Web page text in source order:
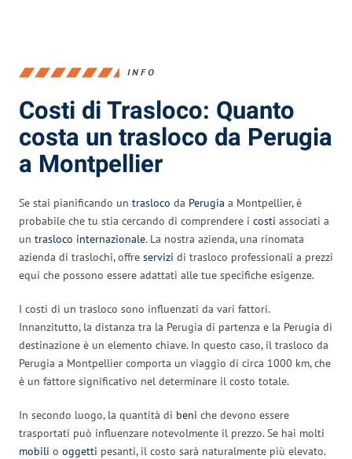
INFO
Costi di Trasloco: Quanto
costa un trasloco da Perugia
a Montpellier
Se stai pianificando un trasloco da Perugia a Montpellier, è
probabile che tu stia cercando di comprendere i costi associati a
un trasloco internazionale. La nostra azienda, una rinomata
azienda di traslochi, offre servizi di trasloco professionali a prezzi
equi che possono essere adattati alle tue specifiche esigenze.
I costi di un trasloco sono influenzati da vari fattori.
Innanzitutto, la distanza tra la Perugia di partenza e la Perugia di
destinazione è un elemento chiave. In questo caso, il trasloco da
Perugia a Montpellier comporta un viaggio di circa 1000 km, che
è un fattore significativo nel determinare il costo totale.
In secondo luogo, la quantità di beni che devono essere
trasportati può influenzare notevolmente il prezzo. Se hai molti
mobili o oggetti pesanti, il costo sarà naturalmente più elevato.